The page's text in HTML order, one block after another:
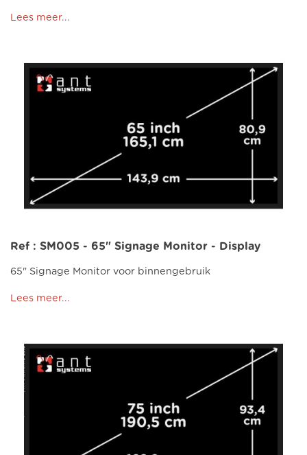
Lees meer...
Ref : SM005 - 65" Signage Monitor - Display
65" Signage Monitor voor binnengebruik
Lees meer...